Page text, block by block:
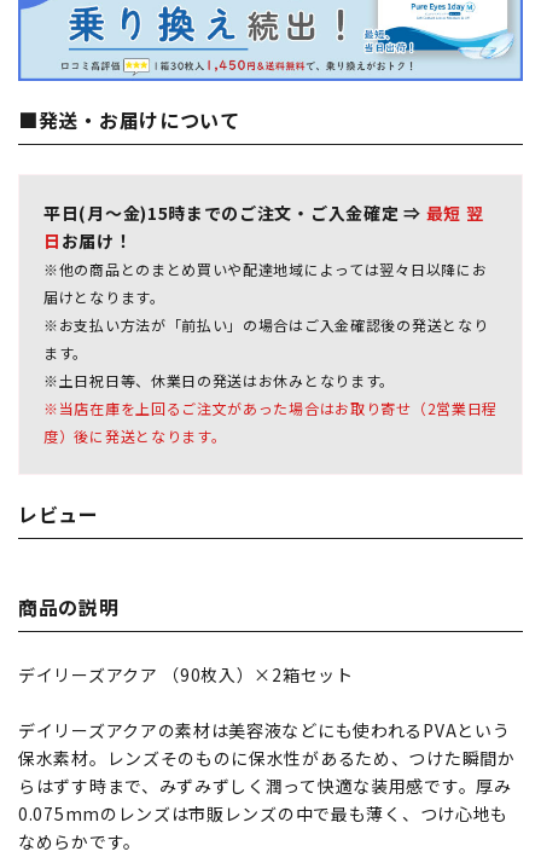
■発送・お届けについて
平日(月～金)15時までのご注文・ご入金確定 ⇒ 最短 翌
日 お届け！
※他の商品とのまとめ買いや配達地域によっては翌々日以降にお
届けとなります。
※お支払い方法が「前払い」の場合はご入金確認後の発送となり
ます。
※土日祝日等、休業日の発送はお休みとなります。
※当店在庫を上回るご注文があった場合はお取り寄せ（2営業日程
度）後に発送となります。
レビュー
商品の説明
デイリーズアクア （90枚入）×2箱セット
デイリーズアクアの素材は美容液などにも使われるPVAという
保水素材。レンズそのものに保水性があるため、つけた瞬間か
らはずす時まで、みずみずしく潤って快適な装用感です。厚み
0.075mmのレンズは市販レンズの中で最も薄く、つけ心地も
なめらかです。